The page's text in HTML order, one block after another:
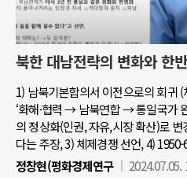
북한 대남전략의 변화와 한
1) 남북기본합의서 이전으로의 회귀
‘화해·협력 → 남북연합 → 통일국가
의 정상화(인권, 자유,시장 확산)로
다는 주장, 3) 체제경쟁 선언, 4)
정창현(평화경제연구
2024.07.05.